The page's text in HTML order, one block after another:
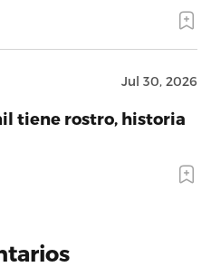
Jul 30, 2026
tiene rostro, historia